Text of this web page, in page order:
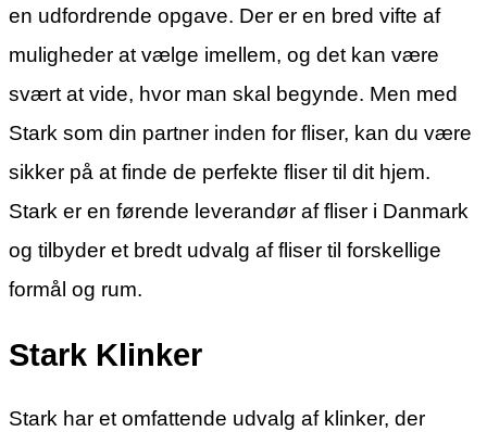
en udfordrende opgave. Der er en bred vifte af
muligheder at vælge imellem, og det kan være
svært at vide, hvor man skal begynde. Men med
Stark som din partner inden for fliser, kan du være
sikker på at finde de perfekte fliser til dit hjem.
Stark er en førende leverandør af fliser i Danmark
og tilbyder et bredt udvalg af fliser til forskellige
formål og rum.
Stark Klinker
Stark har et omfattende udvalg af klinker, der